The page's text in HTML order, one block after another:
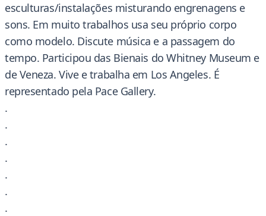
esculturas/instalações misturando engrenagens e
sons. Em muito trabalhos usa seu próprio corpo
como modelo. Discute música e a passagem do
tempo. Participou das Bienais do Whitney Museum e
de Veneza. Vive e trabalha em Los Angeles. É
representado pela Pace Gallery.
.
.
.
.
.
.
.